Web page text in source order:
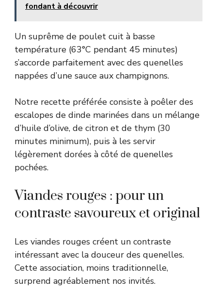
fondant à découvrir
Un suprême de poulet cuit à basse
température (63°C pendant 45 minutes)
s’accorde parfaitement avec des quenelles
nappées d’une sauce aux champignons.
Notre recette préférée consiste à poêler des
escalopes de dinde marinées dans un mélange
d’huile d’olive, de citron et de thym (30
minutes minimum), puis à les servir
légèrement dorées à côté de quenelles
pochées.
Viandes rouges : pour un
contraste savoureux et original
Les viandes rouges créent un contraste
intéressant avec la douceur des quenelles.
Cette association, moins traditionnelle,
surprend agréablement nos invités.